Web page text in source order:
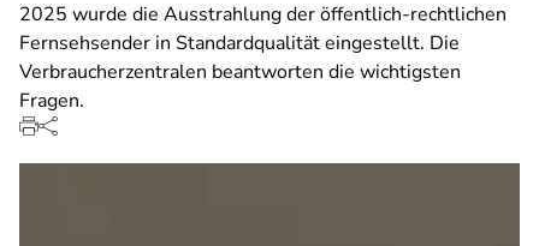
2025 wurde die Ausstrahlung der öffentlich-rechtlichen
Fernsehsender in Standardqualität eingestellt. Die
Verbraucherzentralen beantworten die wichtigsten
Fragen.